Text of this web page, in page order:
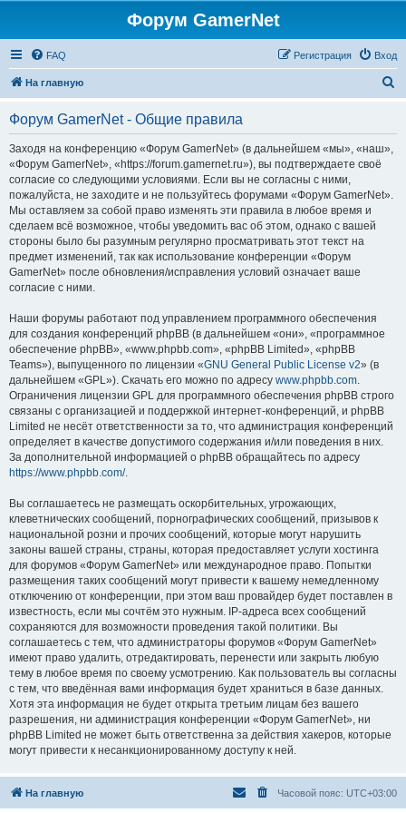
Форум GamerNet
FAQ Вход
Регистрация
На главную
Форум GamerNet - Общие правила
Заходя на конференцию «Форум GamerNet» (в дальнейшем «мы», «наш»,
«Форум GamerNet», «https://forum.gamernet.ru»), вы подтверждаете своё
согласие со следующими условиями. Если вы не согласны с ними,
пожалуйста, не заходите и не пользуйтесь форумами «Форум GamerNet».
Мы оставляем за собой право изменять эти правила в любое время и
сделаем всё возможное, чтобы уведомить вас об этом, однако с вашей
стороны было бы разумным регулярно просматривать этот текст на
предмет изменений, так как использование конференции «Форум
GamerNet» после обновления/исправления условий означает ваше
согласие с ними.
Наши форумы работают под управлением программного обеспечения
для создания конференций phpBB (в дальнейшем «они», «программное
обеспечение phpBB», «www.phpbb.com», «phpBB Limited», «phpBB
Teams»), выпущенного по лицензии «GNU General Public License v2» (в
дальнейшем «GPL»). Скачать его можно по адресу www.phpbb.com.
Ограничения лицензии GPL для программного обеспечения phpBB строго
связаны с организацией и поддержкой интернет-конференций, и phpBB
Limited не несёт ответственности за то, что администрация конференций
определяет в качестве допустимого содержания и/или поведения в них.
За дополнительной информацией о phpBB обращайтесь по адресу
https://www.phpbb.com/.
Вы соглашаетесь не размещать оскорбительных, угрожающих,
клеветнических сообщений, порнографических сообщений, призывов к
национальной розни и прочих сообщений, которые могут нарушить
законы вашей страны, страны, которая предоставляет услуги хостинга
для форумов «Форум GamerNet» или международное право. Попытки
размещения таких сообщений могут привести к вашему немедленному
отключению от конференции, при этом ваш провайдер будет поставлен в
известность, если мы сочтём это нужным. IP-адреса всех сообщений
сохраняются для возможности проведения такой политики. Вы
соглашаетесь с тем, что администраторы форумов «Форум GamerNet»
имеют право удалить, отредактировать, перенести или закрыть любую
тему в любое время по своему усмотрению. Как пользователь вы согласны
с тем, что введённая вами информация будет храниться в базе данных.
Хотя эта информация не будет открыта третьим лицам без вашего
разрешения, ни администрация конференции «Форум GamerNet», ни
phpBB Limited не может быть ответственна за действия хакеров, которые
могут привести к несанкционированному доступу к ней.
На главную Часовой пояс: UTC+03:00